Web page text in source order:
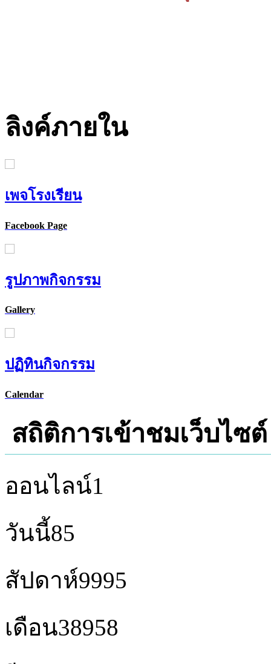
ลิงค์ภายใน
เพจโรงเรียน
Facebook Page
รูปภาพกิจกรรม
Gallery
ปฏิทินกิจกรรม
Calendar
สถิติการเข้าชมเว็บไซต์
ออนไลน์1
วันนี้85
สัปดาห์9995
เดือน38958